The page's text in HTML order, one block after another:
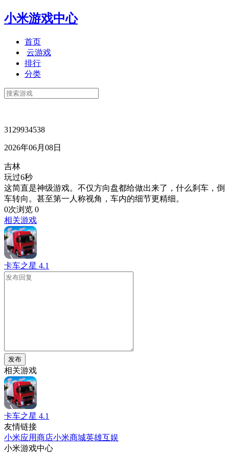
小米游戏中心
首页
云游戏
排行
分类
3129934538
2026年06月08日
吉林
玩过6秒
这简直是神级游戏。不仅方向盘都给做出来了，什么刹车，倒
车转向。甚至第一人称视角，车内的细节更精细。
0次浏览 0
相关游戏
卡车之星 4.1
发布
相关游戏
卡车之星 4.1
友情链接
小米应用商店小米商城英雄互娱
小米游戏中心